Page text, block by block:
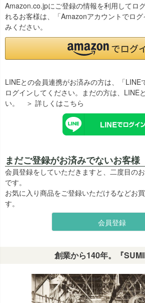
Amazon.co.jpにご登録の情報を利用してロ
れるお客様は、「Amazonアカウントでロ
みください。
LINEとの会員連携がお済みの方は、「LINE
ログインしてください。まだの方は、 LINE
い。
＞ 詳しくはこちら
まだご登録がお済みでないお客様
会員登録をしていただきますと、二度目の
です。
お気に入り商品をご登録いただけるなどお
す。
会員登録
創業から140年。『